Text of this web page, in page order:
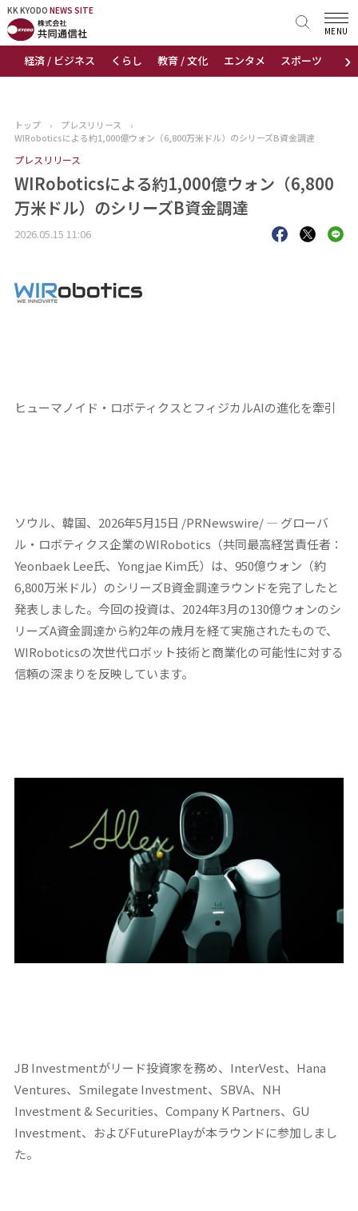
KK KYODO NEWS SITE
›
経済 / ビジネス くらし 教育 / 文化 エンタメ スポーツ 地域
MENU
KK KYODONEWS SITE
トップページ
ニュース
おすすめコンテンツ
出版物
トップ › プレスリリース
›
WIRoboticsによる約1,000億ウォン（6,800万米ドル）のシリーズB資金調達
プレスリリース
WIRoboticsによる約1,000億ウォン（6,800
万米ドル）のシリーズB資金調達
2026.05.15 11:06
ヒューマノイド・ロボティクスとフィジカルAIの進化を牽引
ソウル、韓国、2026年5月15日 /PRNewswire/ — グローバ
ル・ロボティクス企業のWIRobotics（共同最高経営責任者：
Yeonbaek Lee氏、Yongjae Kim氏）は、950億ウォン（約
6,800万米ドル）のシリーズB資金調達ラウンドを完了したと
発表しました。今回の投資は、2024年3月の130億ウォンのシ
リーズA資金調達から約2年の歳月を経て実施されたもので、
WIRoboticsの次世代ロボット技術と商業化の可能性に対する
信頼の深まりを反映しています。
JB Investmentがリード投資家を務め、InterVest、Hana
Ventures、Smilegate Investment、SBVA、NH
Investment & Securities、Company K Partners、GU
Investment、およびFuturePlayが本ラウンドに参加しまし
た。